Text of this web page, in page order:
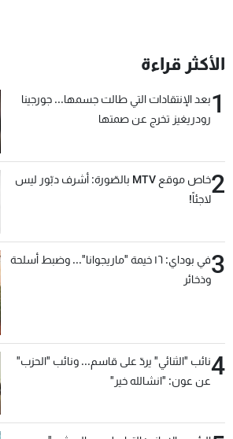
الأكثر قراءة
1بعد الإنتقادات التي طالت جسمها... جورجينا
رودريغيز تخرج عن صمتها
2
خاص موقع MTV بالصّورة: أشرف دبّور ليس
لاجئاً!
3
في بوداي: ١٦ خيمة "ماريجوانا"... وضبط أسلحة
وذخائر
4نائب "الثنائي" يردّ على قاسم... ونائب "الحزب"
عن عون: "انشالله خير"
البرامج
شاهد البرامج
الترددات
عن MTV
الإنـتـاج
لاعلاناتكم
وظائف